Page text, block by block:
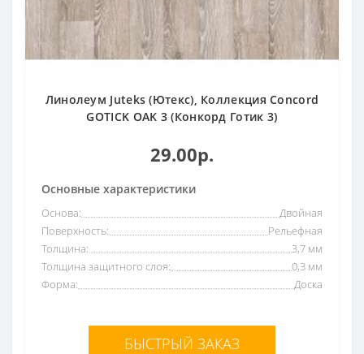
Линолеум Juteks (Ютекс), Коллекция Concord
GOTICK OAK 3 (Конкорд Готик 3)
29.00р.
Основные характеристики
Основа:
Двойная
Поверхность:
Рельефная
Толщина:
3,7 мм
Толщина защитного слоя:
0,3 мм
Форма:
Доска
БЫСТРЫЙ ЗАКАЗ